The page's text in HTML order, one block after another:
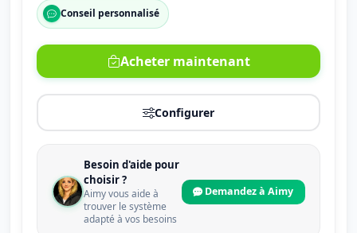
Conseil personnalisé
Acheter maintenant
Configurer
Besoin d'aide pour
choisir ?
Aimy vous aide à
trouver le système
adapté à vos besoins
Demandez à Aimy